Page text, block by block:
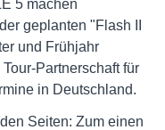
5 machen
geplanten "Flash II
und Frühjahr
Partnerschaft für
in Deutschland.
Seiten: Zum einen